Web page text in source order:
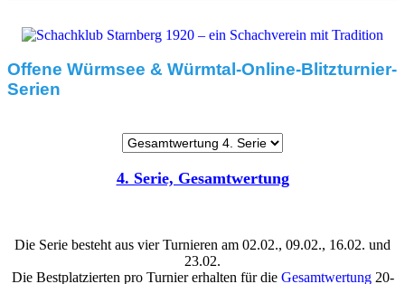
Offene Würmsee & Würmtal-Online-Blitzturnier-
Serien
4. Serie, Gesamtwertung
Die Serie besteht aus vier Turnieren am 02.02., 09.02., 16.02. und
23.02.
Die Bestplatzierten pro Turnier erhalten für die Gesamtwertung20-